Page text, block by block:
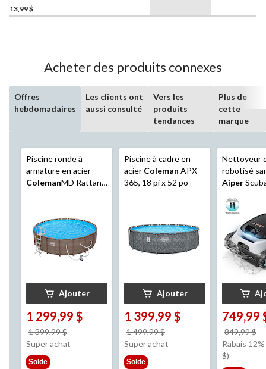
13,99 $
Acheter des produits connexes
Offres
hebdomadaires
Les clients ont
aussi consulté
Vers les
produits
tendances
Plus de
cette
marque
Piscine ronde à
armature en acier
ColemanMD Rattan
Ajouter
1 299,99 $
1 399,99 $
était
Super achat
Solde
Piscine à cadre en
acier Coleman APX
365, 18 pi x 52 po
Ajouter
1 399,99 $
1 499,99 $
était
Super achat
Solde
Nettoyeur
robotisé
Aiper
jusqu'à 16
749,99
849,99 $
Rabais
$)